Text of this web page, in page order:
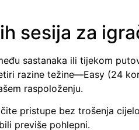
sesija za
sastanaka ili tijekom
razine težine—Easy (24
raspoloženju.
pristupe bez trošenja
previše pohlepni.